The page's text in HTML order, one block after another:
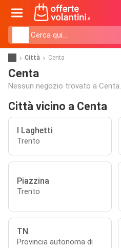
Città Centa
Centa
Nessun negozio trovato a Centa.
Città vicino a Centa
I Laghetti
Trento
Piazzina
Trento
TN
Provincia autonoma di